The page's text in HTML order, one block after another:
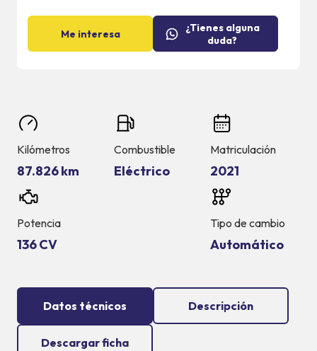
Me interesa
¿Tienes alguna
duda?
Kilómetros
87.826 km
Combustible
Eléctrico
Matriculación
2021
Potencia
136 CV
Tipo de cambio
Automático
Datos técnicos Descripción
Descargar ficha